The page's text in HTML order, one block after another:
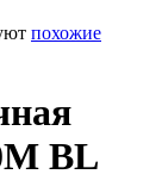
похожие
BL